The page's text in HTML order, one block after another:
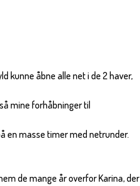
kunne åbne alle net i de 2 haver,
mine forhåbninger til
en masse timer med netrunder.
de mange år overfor Karina, der